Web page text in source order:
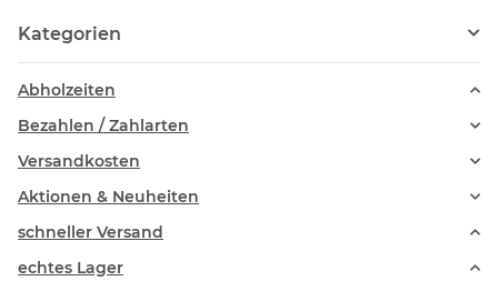
Kategorien
Abholzeiten
Bezahlen / Zahlarten
Versandkosten
Aktionen & Neuheiten
schneller Versand
echtes Lager